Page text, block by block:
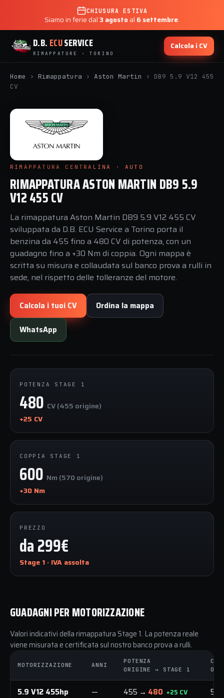
CHIUSURA ESTIVA
Siamo in ferie dal3 agostoal 6 settembre.
D.B. ECUSERVICE
RIMAPPATURE · TORINO
Calcola i CV
Home › Rimappatura › Aston Martin › DB9 5.9 V12 455
CV
RIMAPPATURA CENTRALINA · AUTO
RIMAPPATURA ASTON MARTIN DB9 5.9
V12 455 CV
La rimappatura Aston Martin DB9 5.9 V12 455 CV
sviluppata da D.B. ECU Service a Torino porta il
benzina da 455 fino a 480 CV di potenza, con un
guadagno fino a +30 Nm di coppia. Ogni mappa è
scritta su misura e collaudata sul banco prova a rulli in
sede, nel rispetto delle tolleranze del motore.
Calcola i tuoi CV Ordina la mappa
WhatsApp
POTENZA STAGE 1
480 CV (455 origine)
+25 CV
COPPIA STAGE 1
600 Nm (570 origine)
+30 Nm
PREZZO
da 299€
Stage 1 · IVA assolta
GUADAGNI PER MOTORIZZAZIONE
Valori indicativi della rimappatura Stage 1. La potenza reale
viene misurata e certificata sul nostro banco prova a rulli.
MOTORIZZAZIONE ANNI
POTENZA
ORIGINE → STAGE 1
5.9 V12 455hp — 455 → 480 +25 CV